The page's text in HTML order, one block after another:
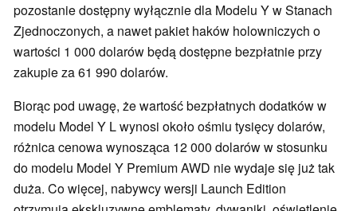
pozostanie dostępny wyłącznie dla Modelu Y w Stanach
Zjednoczonych, a nawet pakiet haków holowniczych o
wartości 1 000 dolarów będą dostępne bezpłatnie przy
zakupie za 61 990 dolarów.
Biorąc pod uwagę, że wartość bezpłatnych dodatków w
modelu Model Y L wynosi około ośmiu tysięcy dolarów,
różnica cenowa wynosząca 12 000 dolarów w stosunku
do modelu Model Y Premium AWD nie wydaje się już tak
duża. Co więcej, nabywcy wersji Launch Edition